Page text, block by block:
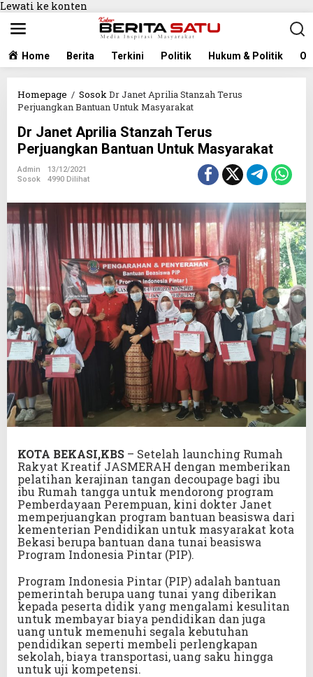
Lewati ke konten
Home Berita Terkini Politik Hukum & Politik
Homepage / SosokDr Janet Aprilia Stanzah Terus
Perjuangkan Bantuan Untuk Masyarakat
Dr Janet Aprilia Stanzah Terus
Perjuangkan Bantuan Untuk Masyarakat
Admin
13/12/2021
Sosok
4990 Dilihat
KOTA BEKASI,KBS – Setelah launching Rumah
Rakyat Kreatif JASMERAH dengan memberikan
pelatihan kerajinan tangan decoupage bagi ibu
ibu Rumah tangga untuk mendorong program
Pemberdayaan Perempuan, kini dokter Janet
memperjuangkan program bantuan beasiswa dari
kementerian Pendidikan untuk masyarakat kota
Bekasi berupa bantuan dana tunai beasiswa
Program Indonesia Pintar (PIP).
Program Indonesia Pintar (PIP) adalah bantuan
pemerintah berupa uang tunai yang diberikan
kepada peserta didik yang mengalami kesulitan
untuk membayar biaya pendidikan dan juga
uang untuk memenuhi segala kebutuhan
pendidikan seperti membeli perlengkapan
sekolah, biaya transportasi, uang saku hingga
untuk uji kompetensi.